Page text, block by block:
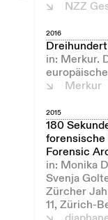
NZZ
2016
in: Merkur.
Merkur
2015
180
forensische
Forensic
in: Monika
Svenja
Zürcher
11, Zürich-